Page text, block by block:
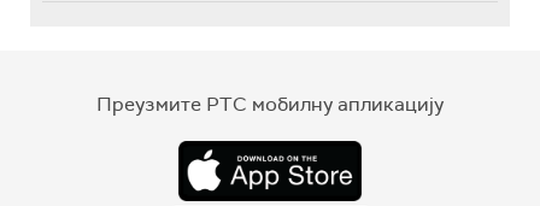
Преузмите РТС мобилну апликацију